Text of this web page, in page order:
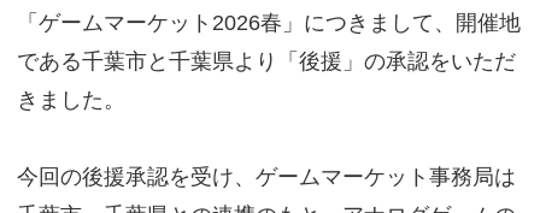
「ゲームマーケット2026春」につきまして、開催地
である千葉市と千葉県より「後援」の承認をいただ
きました。
今回の後援承認を受け、ゲームマーケット事務局は